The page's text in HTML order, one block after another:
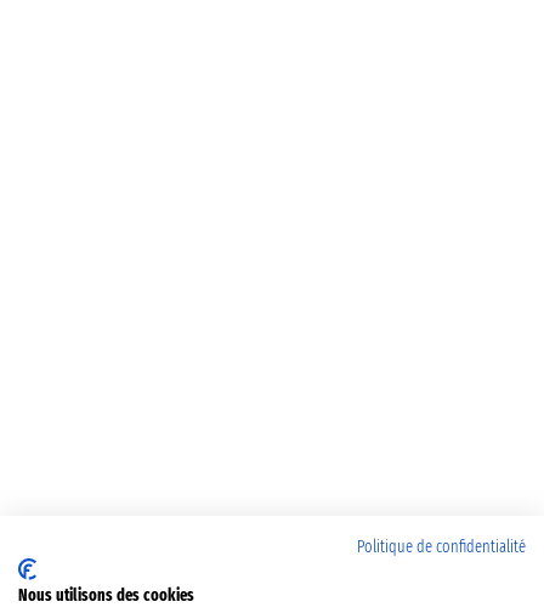
Politique de confidentialité
Nous utilisons des cookies